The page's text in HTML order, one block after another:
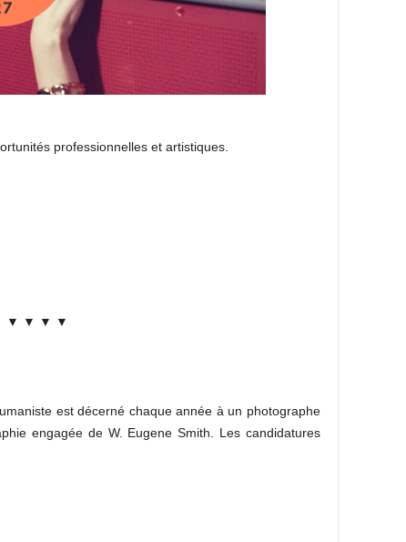
professionnelles et artistiques.
▼ ▼ ▼ ▼
est décerné chaque année à un photographe
engagée de W. Eugene Smith. Les candidatures